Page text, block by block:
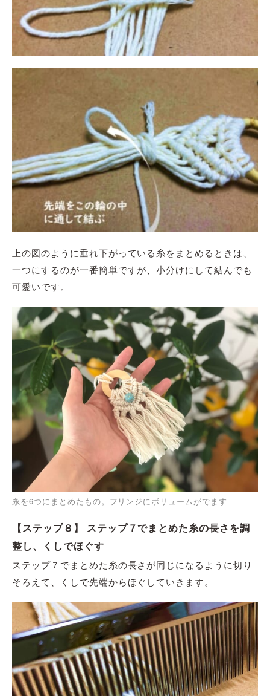
上の図のように垂れ下がっている糸をまとめるときは、
一つにするのが一番簡単ですが、小分けにして結んでも
可愛いです。
糸を6つにまとめたもの。フリンジにボリュームがでます
【ステップ８】 ステップ７でまとめた糸の長さを調
整し、くしでほぐす
ステップ７でまとめた糸の長さが同じになるように切り
そろえて、くしで先端からほぐしていきます。